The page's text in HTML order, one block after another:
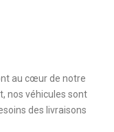
au cœur de notre
nos véhicules sont
des livraisons